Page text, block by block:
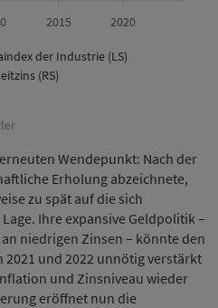
der Industrie (LS)
(RS)
2015 2020
Wendepunkt: Nach der
Erholung abzeichnete,
zu spät auf die sich
Ihre expansive Geldpolitik –
niedrigen Zinsen – könnte den
und 2022 unnötig verstärkt
und Zinsniveau wieder
eröffnet nun die